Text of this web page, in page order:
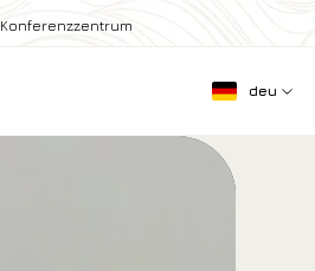
Konferenzzentrum
deu